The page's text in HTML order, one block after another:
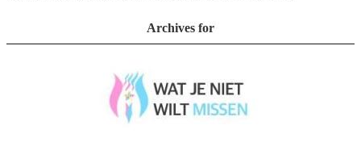
Archives for